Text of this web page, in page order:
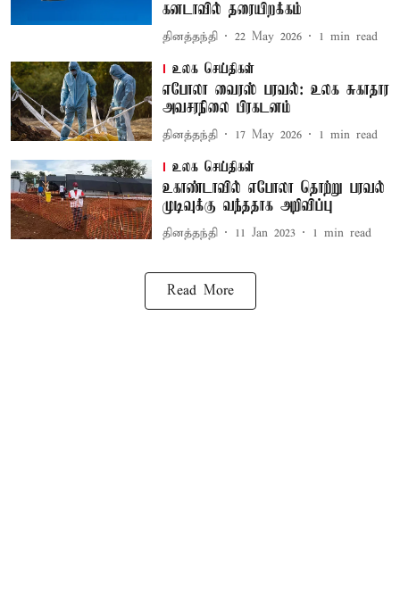
கனடாவில் தரையிறக்கம்
தினத்தந்தி 22 May 2026 1 min read
உலக செய்திகள்
எபோலா வைரஸ் பரவல்: உலக சுகாதார
அவசரநிலை பிரகடனம்
தினத்தந்தி 17 May 2026 1 min read
உலக செய்திகள்
உகாண்டாவில் எபோலா தொற்று பரவல்
முடிவுக்கு வந்ததாக அறிவிப்பு
தினத்தந்தி 11 Jan 2023 1 min read
Read More